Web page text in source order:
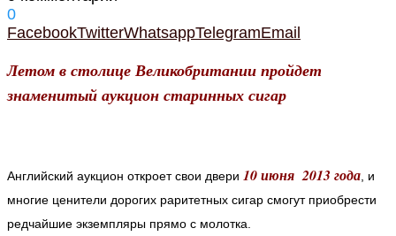
0
FacebookTwitterWhatsappTelegramEmail
Летом в столице Великобритании пройдет
знаменитый аукцион старинных сигар
Английский аукцион откроет свои двери 10 июня 2013 года , и
многие ценители дорогих раритетных сигар смогут приобрести
редчайшие экземпляры прямо с молотка.